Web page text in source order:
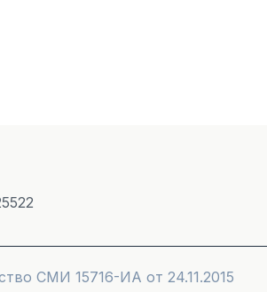
СМИ 15716-ИА от 24.11.2015